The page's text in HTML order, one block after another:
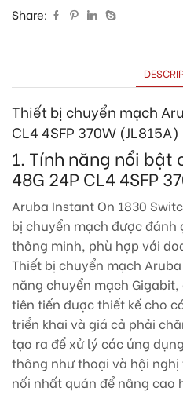
Share:
Thiết bị chuyển mạch
CL4 4SFP 370W (JL815A)
1. Tính năng nổi bật
48G 24P CL4 4SFP
Aruba Instant On 1830
bị chuyển mạch được
thông minh, phù hợp với
Thiết bị chuyển mạch
năng chuyển mạch
tiên tiến được thiết kế cho
triển khai và giá cả phải
tạo ra để xử lý các ứng
thông như thoại và hội
nối nhất quán để nâng cao